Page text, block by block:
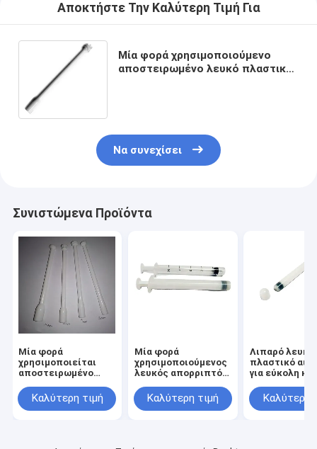
Αποκτήστε Την Καλύτερη Τιμή Για
Μία φορά χρησιμοποιούμενο
αποστειρωμένο λευκό πλαστικό
Να συνεχίσει
Συνιστώμενα Προϊόντα
Μία φορά
χρησιμοποιείται
αποστειρωμένο
εφαρμοστή
Καλύτερη τιμή
Μία φορά
χρησιμοποιούμενος
λευκός απορριπτός
εφαρμοστής με
ομαλή επιφάνεια για
Καλύτερη τιμή
Λιπαρό λευκό
πλαστικό
για εύκολη και
Καλύτερη